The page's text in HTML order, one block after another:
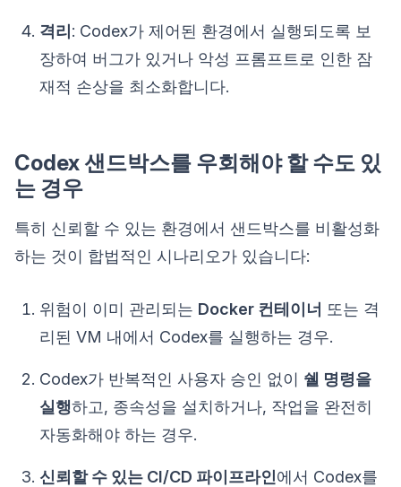
격리 : Codex가 제어된 환경에서 실행되도록 보
장하여 버그가 있거나 악성 프롬프트로 인한 잠
재적 손상을 최소화합니다.
Codex 샌드박스를 우회해야 할 수도 있
는 경우
특히 신뢰할 수 있는 환경에서 샌드박스를 비활성화
하는 것이 합법적인 시나리오가 있습니다:
위험이 이미 관리되는 Docker 컨테이너 또는 격
리된 VM 내에서 Codex를 실행하는 경우.
Codex가 반복적인 사용자 승인 없이 쉘 명령을
실행하고, 종속성을 설치하거나, 작업을 완전히
자동화해야 하는 경우.
신뢰할 수 있는 CI/CD 파이프라인에서 Codex를